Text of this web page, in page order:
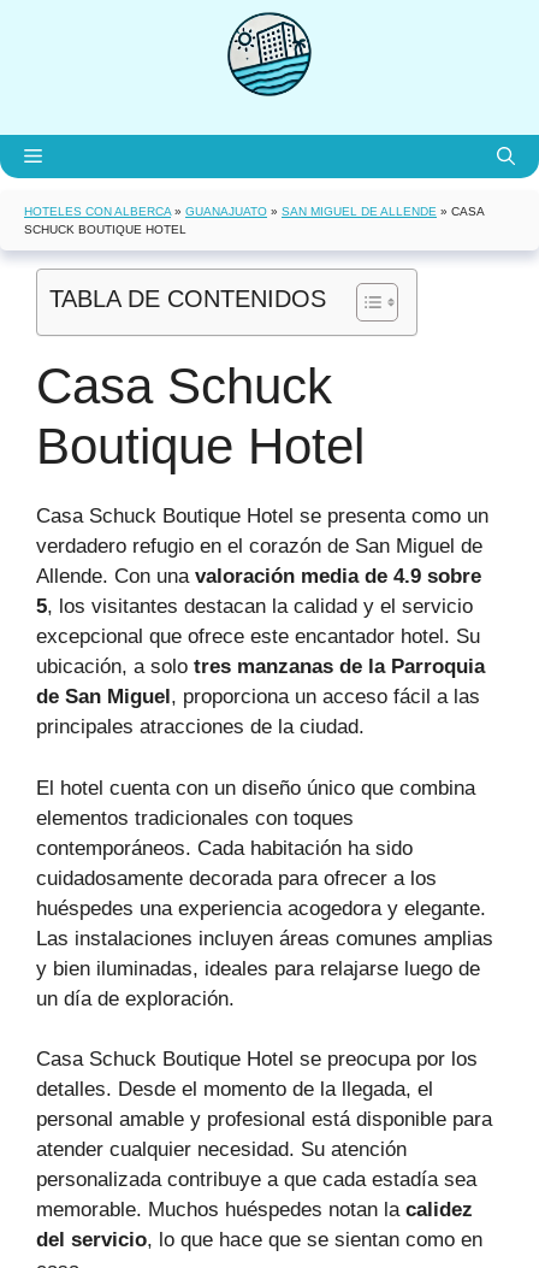
Menú
HOTELES CON ALBERCA » GUANAJUATO » SAN MIGUEL DE ALLENDE » CASA
SCHUCK BOUTIQUE HOTEL
TABLA DE CONTENIDOS
Casa Schuck
Boutique Hotel
Casa Schuck Boutique Hotel se presenta como un
verdadero refugio en el corazón de San Miguel de
Allende. Con una valoración media de 4.9 sobre
5, los visitantes destacan la calidad y el servicio
excepcional que ofrece este encantador hotel. Su
ubicación, a solo tres manzanas de la Parroquia
de San Miguel, proporciona un acceso fácil a las
principales atracciones de la ciudad.
El hotel cuenta con un diseño único que combina
elementos tradicionales con toques
contemporáneos. Cada habitación ha sido
cuidadosamente decorada para ofrecer a los
huéspedes una experiencia acogedora y elegante.
Las instalaciones incluyen áreas comunes amplias
y bien iluminadas, ideales para relajarse luego de
un día de exploración.
Casa Schuck Boutique Hotel se preocupa por los
detalles. Desde el momento de la llegada, el
personal amable y profesional está disponible para
atender cualquier necesidad. Su atención
personalizada contribuye a que cada estadía sea
memorable. Muchos huéspedes notan la calidez
del servicio, lo que hace que se sientan como en